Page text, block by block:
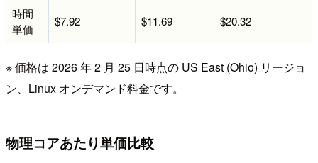
時間
単価
$7.92 $11.69 $20.32
※ 価格は 2026 年 2 月 25 日時点の US East (Ohio) リージョ
ン、Linux オンデマンド料金です。
物理コアあたり単価比較